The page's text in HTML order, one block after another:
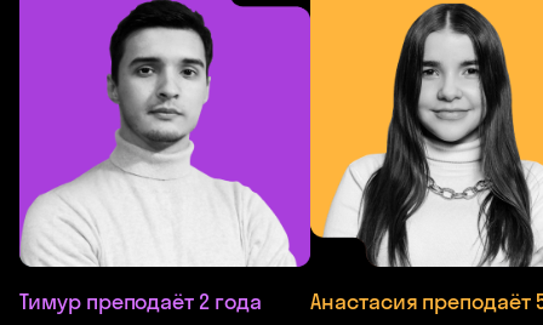
Тимур преподаёт 2 года
Анастасия преподаёт